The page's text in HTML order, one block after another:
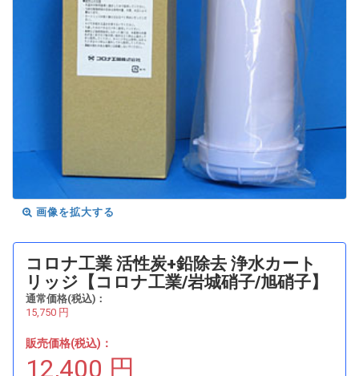
画像を拡大する
コロナ工業 活性炭+鉛除去 浄水カート
リッジ【コロナ工業/岩城硝子/旭硝子】
通常価格(税込)：
15,750 円
販売価格(税込)：
12,400 円